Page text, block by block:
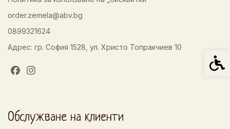
order.zemela@abv.bg
0899321624
Адрес: гр. София 1528, ул. Христо Топракчиев 10
Обслужване на клиенти